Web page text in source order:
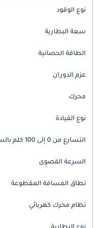
نوع الوقود
سعة البطارية
الطاقة الحصانية
عزم الدوران
محرك
نوع القيادة
التسارع من 0 إلى 100 كلم بالساعة
السرعة القصوى
نطاق المسافة المقطوعة
نظام محرك كهربائي